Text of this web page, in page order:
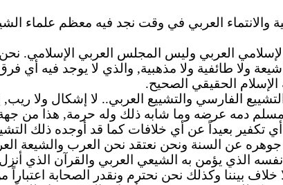
والانتماء العربي في وقت نجد فيه معظم علماء
العربي وليس المجلس العربي الإسلامي. نحن
شيعة ولا طائفية ولا مذهبية, والذي لا يوجد فيه أي
الإسلام الحقيقي الصحيح.
الفارسي والتشييع العربي.. لا إشكال ولا
دمه عرضه وما شابه ذلك وله حرمة, هذا من
تكفير بعيداً عن أي خلافات كما قد أوجده ذلك
جوهره عن السنة ونحن نعتقد نحن العرب والشيعة
الذي يؤمن به الشيعي العربي والقرآن الذي
بيننا وكذلك نحن نحترم ونقدر الصحابة اعتباراً